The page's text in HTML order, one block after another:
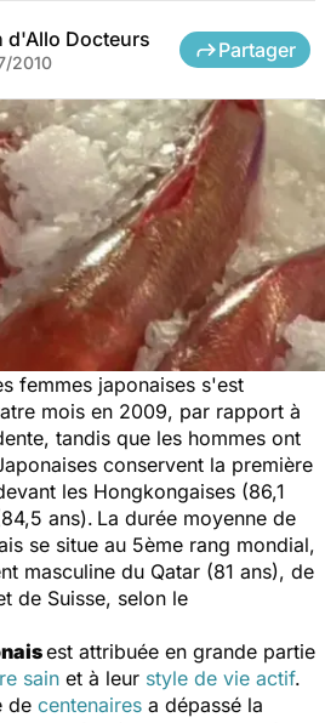
d'Allo Docteurs
2010
Partager
femmes japonaises s'est
mois en 2009, par rapport à
tandis que les hommes ont
conservent la première
les Hongkongaises (86,1
ans). La durée moyenne de
se situe au 5ème rang mondial,
masculine du Qatar (81 ans), de
de Suisse, selon le
est attribuée en grande partie
sain et à leur style de vie actif.
de centenaires a dépassé la